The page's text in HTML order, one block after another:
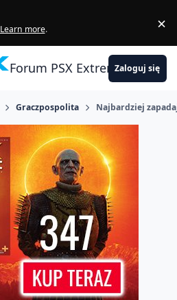
Learn more. ×
Forum PSX ExtremeZaloguj się
Graczpospolita Najbardziej